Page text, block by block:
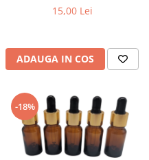
neagra
15,00 Lei
ADAUGA IN COS
-18%